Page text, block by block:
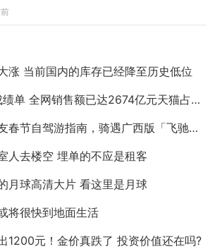
涨 当前国内的库存已经降至历史低位
单 全网销售额已达2674亿元天猫占比超六成
春节自驾游指南，骑遇广西版「飞驰人生」
人去楼空 埋单的不应是租客
月球高清大片 看这里是月球
将很快到地面生活
1200元！金价真跌了 投资价值还在吗?